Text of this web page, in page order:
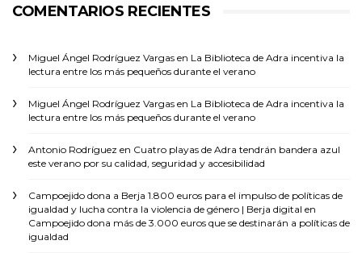
COMENTARIOS RECIENTES
Miguel Ángel Rodríguez Vargas en La Biblioteca de Adra incentiva la
lectura entre los más pequeños durante el verano
Miguel Ángel Rodríguez Vargas en La Biblioteca de Adra incentiva la
lectura entre los más pequeños durante el verano
Antonio Rodríguez en Cuatro playas de Adra tendrán bandera azul
este verano por su calidad, seguridad y accesibilidad
Campoejido dona a Berja 1.800 euros para el impulso de políticas de
igualdad y lucha contra la violencia de género | Berja digital en
Campoejido dona más de 3.000 euros que se destinarán a políticas de
igualdad